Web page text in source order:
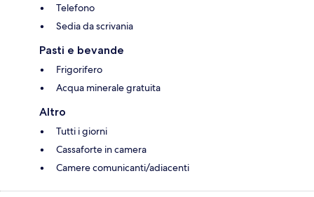
Telefono
Sedia da scrivania
Pasti e bevande
Frigorifero
Acqua minerale gratuita
Altro
Tutti i giorni
Cassaforte in camera
Camere comunicanti/adiacenti